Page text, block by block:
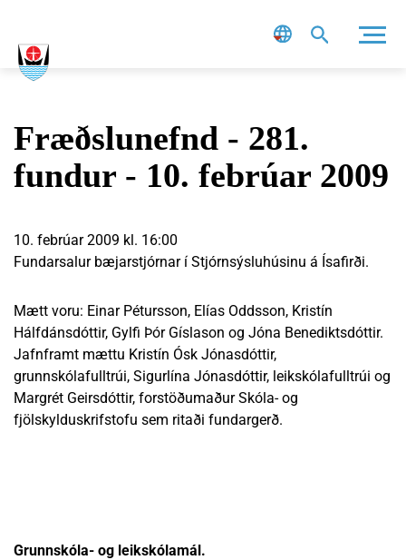
Fræðslunefnd - 281.
fundur - 10. febrúar 2009
10. febrúar 2009 kl. 16:00
Fundarsalur bæjarstjórnar í Stjórnsýsluhúsinu á Ísafirði.
Mætt voru: Einar Pétursson, Elías Oddsson, Kristín
Hálfdánsdóttir, Gylfi Þór Gíslason og Jóna Benediktsdóttir.
Jafnframt mættu Kristín Ósk Jónasdóttir,
grunnskólafulltrúi, Sigurlína Jónasdóttir, leikskólafulltrúi og
Margrét Geirsdóttir, forstöðumaður Skóla- og
fjölskylduskrifstofu sem ritaði fundargerð.
Grunnskóla- og leikskólamál.